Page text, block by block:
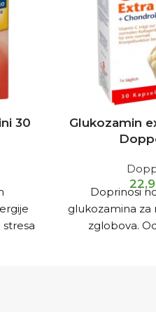
30
Glukozamin
Doprinosi
glukozamina
zglobova.